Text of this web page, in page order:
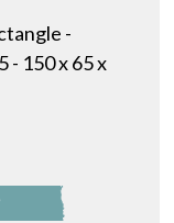
-
- 150 x 65 x